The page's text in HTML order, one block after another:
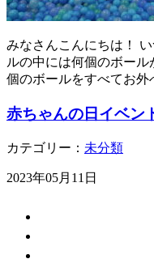
みなさんこんにちは！
ルの中には何個のボー
個のボールをすべてお
赤ちゃんの日イベン
カテゴリー： 未分類
2023年05月11日